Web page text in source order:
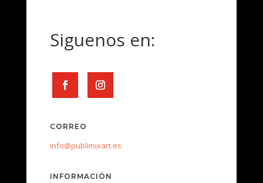
Siguenos en:
CORREO
info@publimixart.es
INFORMACIÓN